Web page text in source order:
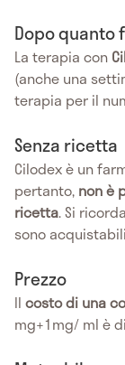
Dopo quanto
La terapia con
(anche una
terapia per il
Senza ricetta
Cilodex è un
pertanto, non è
ricetta. Si
sono
Prezzo
Il costo di una
mg+1mg/ ml è